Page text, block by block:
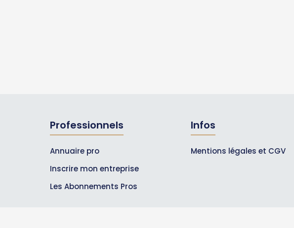
Professionnels
Annuaire pro
Inscrire mon entreprise
Les Abonnements Pros
Infos
Mentions légales et CGV